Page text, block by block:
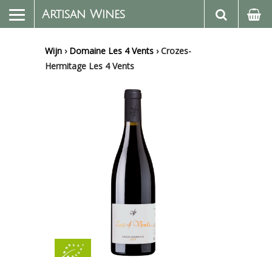
Artisan Wines
Wijn › Domaine Les 4 Vents ›Crozes-
Hermitage Les 4 Vents